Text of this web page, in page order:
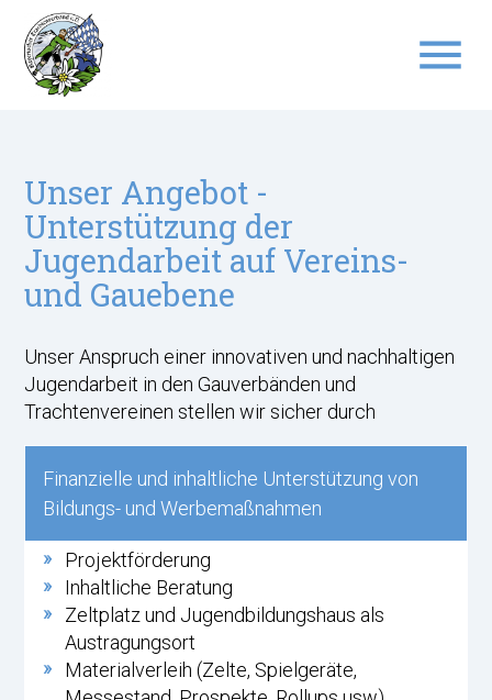
menu
Unser Angebot -
Unterstützung der
Jugendarbeit auf Vereins-
und Gauebene
Unser Anspruch einer innovativen und nachhaltigen
Jugendarbeit in den Gauverbänden und
Trachtenvereinen stellen wir sicher durch
Finanzielle und inhaltliche Unterstützung von
Bildungs- und Werbemaßnahmen
Projektförderung
Inhaltliche Beratung
Zeltplatz und Jugendbildungshaus als
Austragungsort
Materialverleih (Zelte, Spielgeräte,